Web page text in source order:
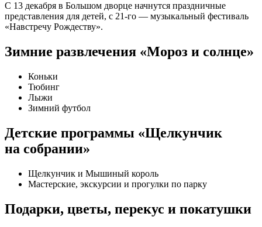
С 13 декабря в Большом дворце начнутся праздничные
представления для детей, с 21-го — музыкальный фестиваль
«Навстречу Рождеству».
Зимние развлечения «Мороз и солнце»
Коньки
Тюбинг
Лыжи
Зимний футбол
Детские программы «Щелкунчик
на собрании»
Щелкунчик и Мышиный король
Мастерские, экскурсии и прогулки по парку
Подарки, цветы, перекус и покатушки